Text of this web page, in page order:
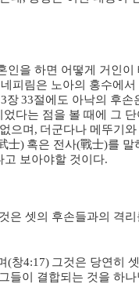
인을 하면 어떻게 거인이
피림은 노아의 홍수에서
장33절에도 아낙의 후손
었다는 점을 볼 때에 그 단
으며 , 더군다나 메뚜기와
士) 혹은 전사(戰士)를 말
고 보아야할 것이다.
은 셋의 후손들과의 격리
(창4:17) 그것은 당연히
들이 결합되는 것을 하나